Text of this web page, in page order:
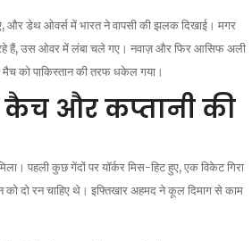
डेथ ओवर्स में भारत ने वापसी की झलक दिखाई। मगर
रहे हैं, उस ओवर में लंबा चले गए। नवाज़ और फिर आसिफ अली
मैच को पाकिस्तान की तरफ धकेल गया।
कैच और कप्तानी की
पहली कुछ गेंदों पर यॉर्कर मिस-हिट हुए, एक विकेट गिरा
दो रन चाहिए थे। इफ्तिखार अहमद ने कूल दिमाग से काम